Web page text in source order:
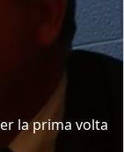
la prima volta